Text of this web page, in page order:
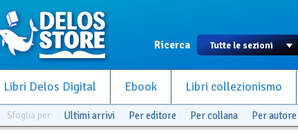
Ricerca
Libri Delos Digital Ebook Libri collezionismo
Sfoglia per Ultimi arrivi Per editore Per collana Per autore